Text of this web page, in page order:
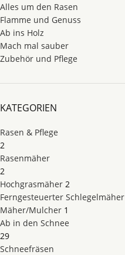
Alles um den Rasen
Flamme und Genuss
Ab ins Holz
Mach mal sauber
Zubehör und Pflege
KATEGORIEN
Rasen & Pflege
2
Rasenmäher
2
Hochgrasmäher 2
Ferngesteuerter Schlegelmäher
Mäher/Mulcher 1
Ab in den Schnee
29
Schneefräsen